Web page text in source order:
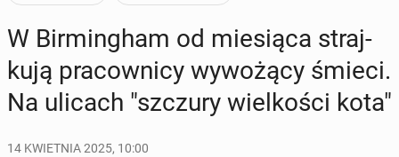
W Bir­ming­ham od mie­sią­ca straj­
ku­ją pra­cow­ni­cy wy­wo­żą­cy śmieci.
Na ulicach "szczury wiel­ko­ści kota"
14 KWIETNIA 2025, 10:00